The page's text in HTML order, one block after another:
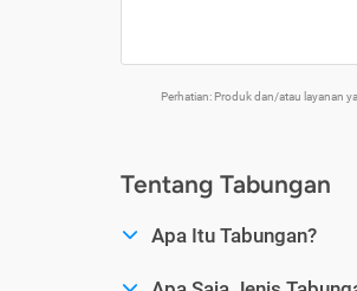
Perhatian: Produk dan/atau layanan
Tentang Tabungan
Apa Itu Tabungan?